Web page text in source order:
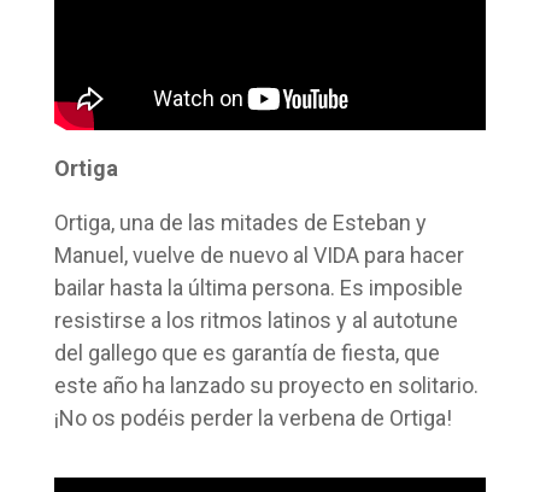
Ortiga
Ortiga, una de las mitades de Esteban y
Manuel, vuelve de nuevo al VIDA para hacer
bailar hasta la última persona. Es imposible
resistirse a los ritmos latinos y al autotune
del gallego que es garantía de fiesta, que
este año ha lanzado su proyecto en solitario.
¡No os podéis perder la verbena de Ortiga!